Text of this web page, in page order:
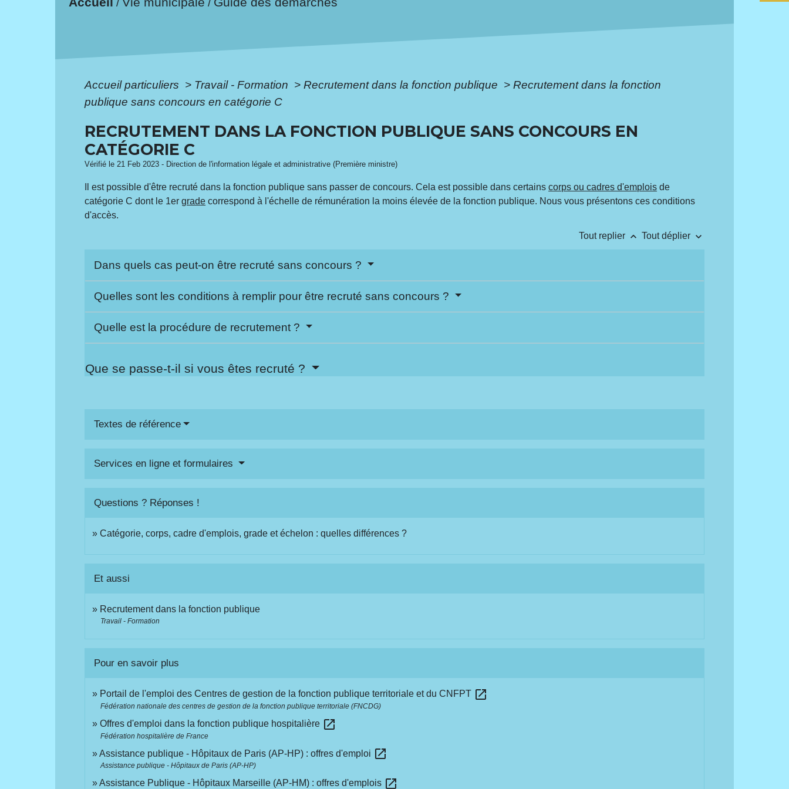
/ /
Accueil particuliers > Travail - Formation > Recrutement dans la fonction publique > Recrutement dans la fonction
publique sans concours en catégorie C
RECRUTEMENT DANS LA FONCTION PUBLIQUE SANS CONCOURS EN
CATÉGORIE C
Vérifié le 21 Feb 2023 - Direction de l'information légale et administrative (Première ministre)
Il est possible d'être recruté dans la fonction publique sans passer de concours. Cela est possible dans certainscorps ou cadres d'emplois de
catégorie C dont le 1er grade correspond à l'échelle de rémunération la moins élevée de la fonction publique. Nous vous présentons ces conditions
d'accès.
Tout replier keyboard_arrow_up Tout déplier keyboard_arrow_down
Dans quels cas peut-on être recruté sans concours ?
Quelles sont les conditions à remplir pour être recruté sans concours ?
Quelle est la procédure de recrutement ?
Que se passe-t-il si vous êtes recruté ?
Textes de référence
Services en ligne et formulaires
Questions ? Réponses !
Catégorie, corps, cadre d'emplois, grade et échelon : quelles différences ?
Et aussi
Recrutement dans la fonction publique
Travail - Formation
Pour en savoir plus
Portail de l'emploi des Centres de gestion de la fonction publique territoriale et du CNFPT open_in_new
Fédération nationale des centres de gestion de la fonction publique territoriale (FNCDG)
Offres d'emploi dans la fonction publique hospitalière open_in_new
Fédération hospitalière de France
Assistance publique - Hôpitaux de Paris (AP-HP) : offres d'emploi open_in_new
Assistance publique - Hôpitaux de Paris (AP-HP)
Assistance Publique - Hôpitaux Marseille (AP-HM) : offres d'emplois open_in_new